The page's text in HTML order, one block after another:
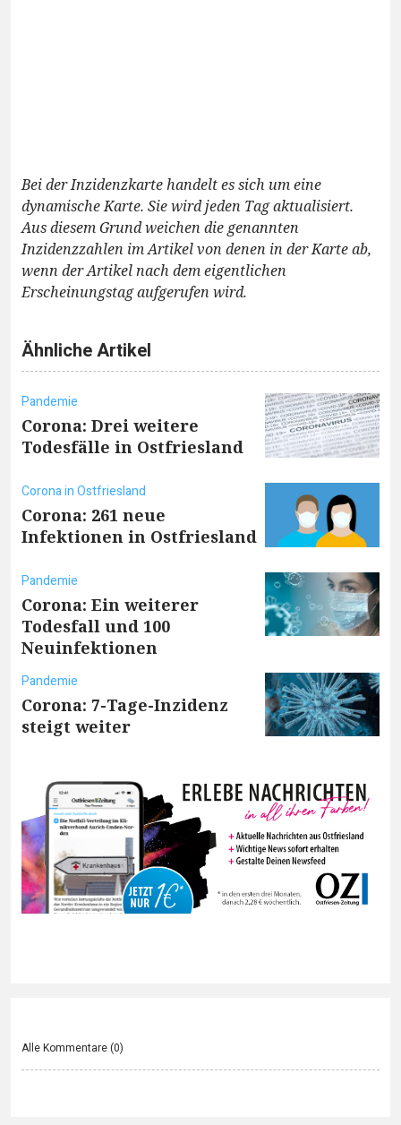
Bei der Inzidenzkarte handelt es sich um eine
dynamische Karte. Sie wird jeden Tag aktualisiert.
Aus diesem Grund weichen die genannten
Inzidenzzahlen im Artikel von denen in der Karte ab,
wenn der Artikel nach dem eigentlichen
Erscheinungstag aufgerufen wird.
Ähnliche Artikel
Pandemie
Corona: Drei weitere
Todesfälle in Ostfriesland
Corona in Ostfriesland
Corona: 261 neue
Infektionen in Ostfriesland
Pandemie
Corona: Ein weiterer
Todesfall und 100
Neuinfektionen
Pandemie
Corona: 7-Tage-Inzidenz
steigt weiter
Alle Kommentare (0)